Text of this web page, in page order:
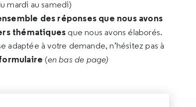
mardi au samedi)
des réponses que nous avons
thématiques que nous avons élaborés.
adaptée à votre demande, n’hésitez pas à
(en bas de page)